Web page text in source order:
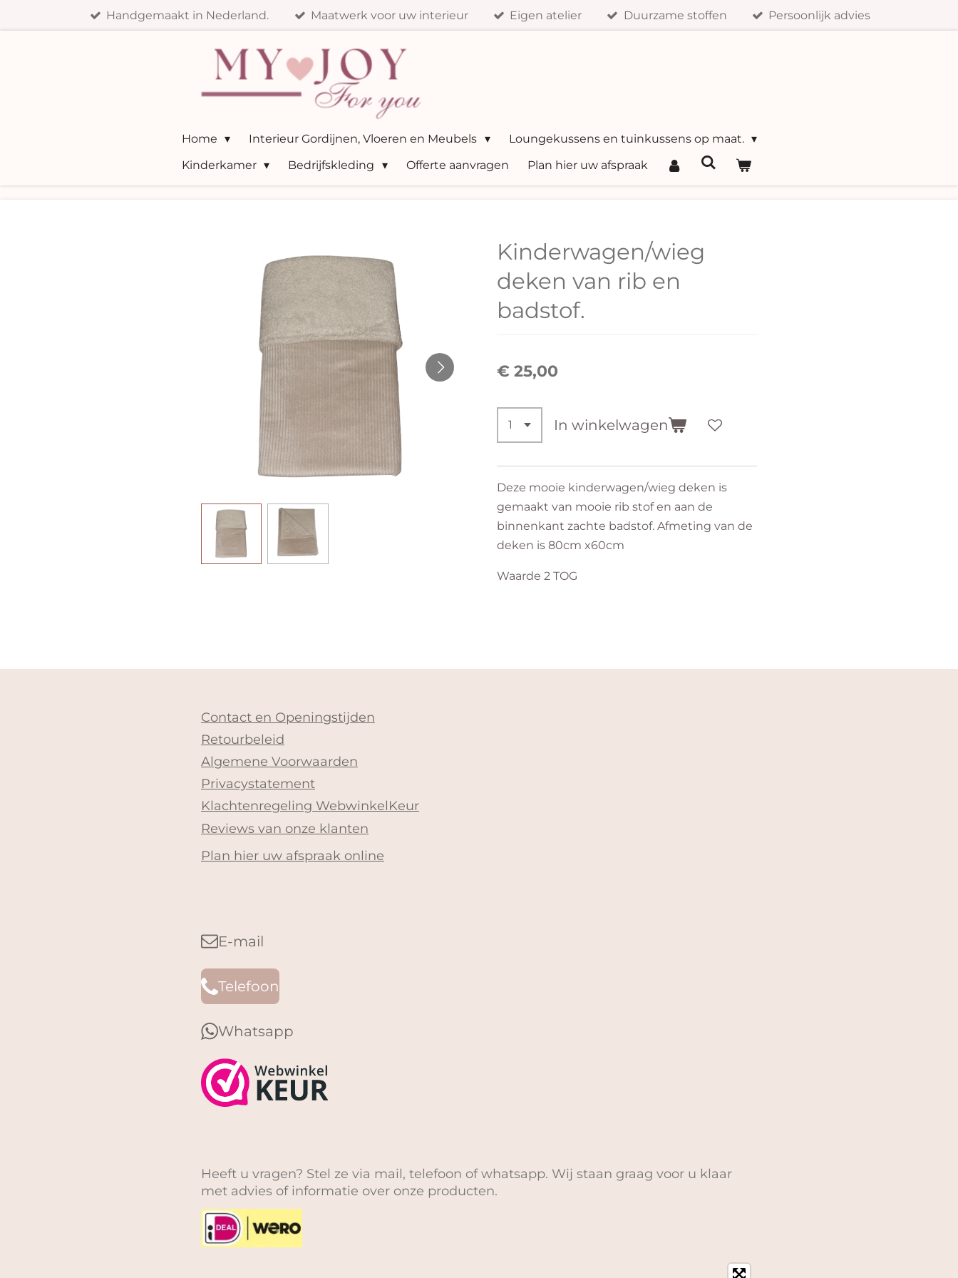
Handgemaakt in Nederland. Maatwerk voor uw interieur Eigen atelier Duurzame stoffen Persoonlijk advies
Home Interieur Gordijnen, Vloeren en Meubels
Loungekussens en tuinkussens op maat.
Kinderkamer
Bedrijfskleding Offerte aanvragen Plan hier uw afspraak
Kinderwagen/wieg
deken van rib en
badstof.
€ 25,00
In winkelwagen
Deze mooie kinderwagen/wieg deken is
gemaakt van mooie rib stof en aan de
binnenkant zachte badstof. Afmeting van de
deken is 80cm x60cm
Waarde 2 TOG
Contact en Openingstijden
Retourbeleid
Algemene Voorwaarden
Privacystatement
Klachtenregeling WebwinkelKeur
Reviews van onze klanten
Plan hier uw afspraak online
E-mail
Telefoon
Whatsapp
Heeft u vragen? Stel ze via mail, telefoon of whatsapp. Wij staan graag voor u klaar
met advies of informatie over onze producten.